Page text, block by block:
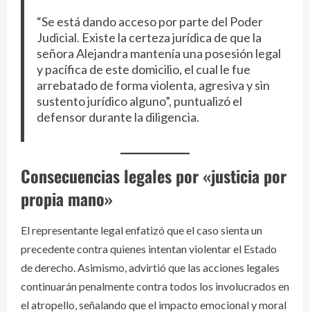
“Se está dando acceso por parte del Poder
Judicial. Existe la certeza jurídica de que la
señora Alejandra mantenía una posesión legal
y pacífica de este domicilio, el cual le fue
arrebatado de forma violenta, agresiva y sin
sustento jurídico alguno”, puntualizó el
defensor durante la diligencia.
Consecuencias legales por «justicia por
propia mano»
El representante legal enfatizó que el caso sienta un
precedente contra quienes intentan violentar el Estado
de derecho. Asimismo, advirtió que las acciones legales
continuarán penalmente contra todos los involucrados en
el atropello, señalando que el impacto emocional y moral